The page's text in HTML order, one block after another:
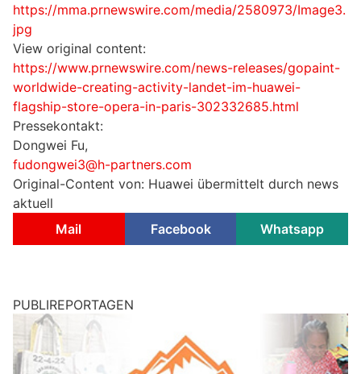
https://mma.prnewswire.com/media/2580973/Image3.
jpg
View original content:
https://www.prnewswire.com/news-releases/gopaint-
worldwide-creating-activity-landet-im-huawei-
flagship-store-opera-in-paris-302332685.html
Pressekontakt:
Dongwei Fu,
fudongwei3@h-partners.com
Original-Content von: Huawei übermittelt durch news
aktuell
Mail
Facebook Whatsapp
PUBLIREPORTAGEN